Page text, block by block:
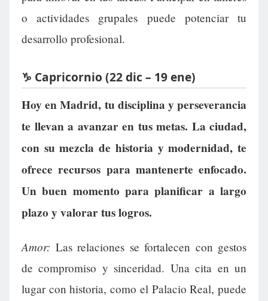
o actividades grupales puede potenciar tu
desarrollo profesional.
♑ Capricornio (22 dic – 19 ene)
Hoy en Madrid, tu disciplina y perseverancia
te llevan a avanzar en tus metas. La ciudad,
con su mezcla de historia y modernidad, te
ofrece recursos para mantenerte enfocado.
Un buen momento para planificar a largo
plazo y valorar tus logros.
Amor: Las relaciones se fortalecen con gestos
de compromiso y sinceridad. Una cita en un
lugar con historia, como el Palacio Real, puede